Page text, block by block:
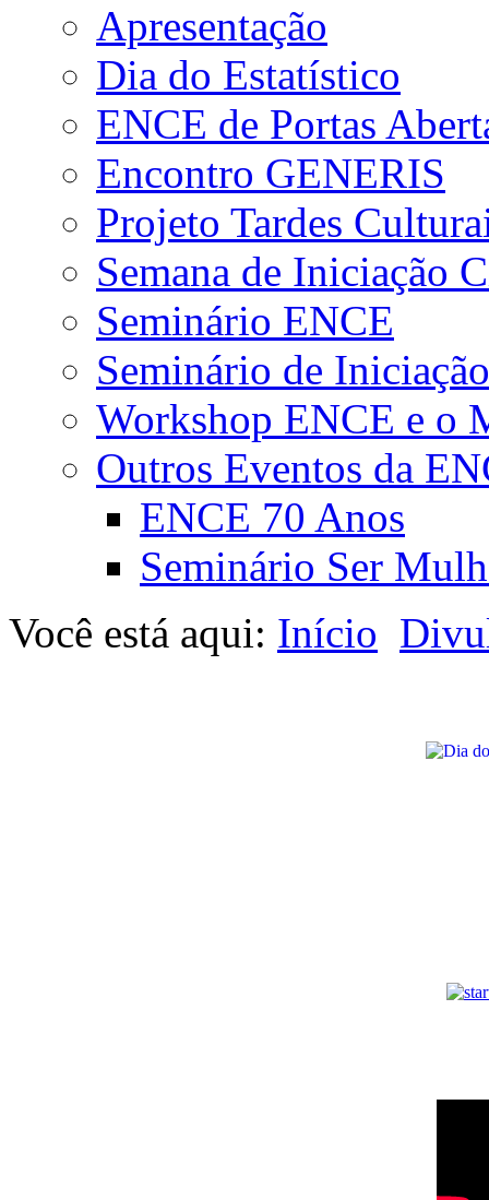
Apresentação
Dia do Estatístico
ENCE de Portas
Encontro GENERIS
Projeto Tardes
Semana de Iniciação
Seminário ENCE
Seminário de
Workshop ENCE e o
Outros Eventos da
ENCE 70 Anos
Seminário Ser
Você está aqui: Início